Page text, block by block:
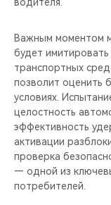
Важным моментом
будет
транспортных
позволит оценить
условиях.
целостность
эффективность
активации
проверка
— одной из
потребителей.